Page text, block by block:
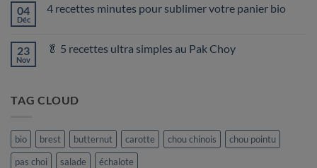
Recettes
fêtes
04
Déc
4 recettes minutes pour sublimer votre panier bio
votre
panier
23
Nov
🥬 5 recettes ultra simples au Pak Choy
5
au
Pak
Choy
TAG CLOUD
bio brest butternut carotte chou chinois
chou pointu
pas choi
salade échalote